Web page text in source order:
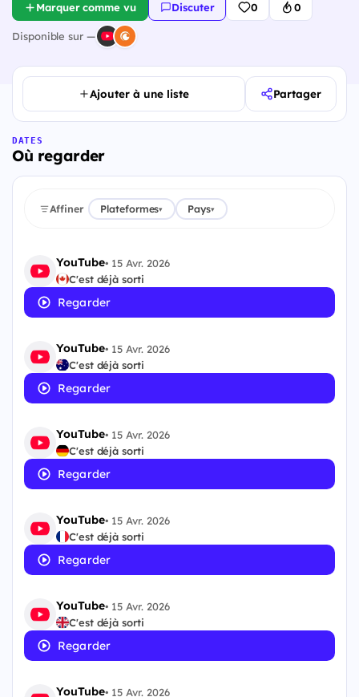
Marquer comme vu Discuter 0 0
Disponible sur —
Ajouter à une liste Partager
DATES
Où regarder
Affiner Plateformes▾ Pays▾
YouTube• 15 Avr. 2026
C'est déjà sorti
Regarder
YouTube• 15 Avr. 2026
C'est déjà sorti
Regarder
YouTube• 15 Avr. 2026
C'est déjà sorti
Regarder
YouTube• 15 Avr. 2026
C'est déjà sorti
Regarder
YouTube• 15 Avr. 2026
C'est déjà sorti
Regarder
YouTube• 15 Avr. 2026